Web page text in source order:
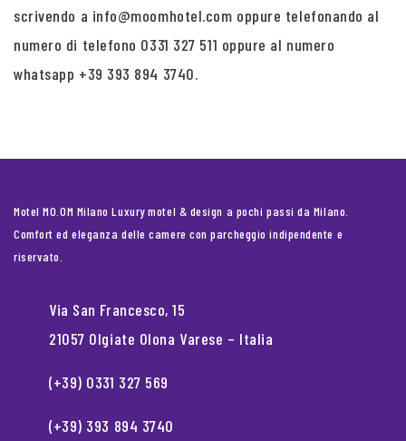
scrivendo a info@moomhotel.com oppure telefonando al
numero di telefono 0331 327 511 oppure al numero
whatsapp +39 393 894 3740.
Motel MO.OM Milano Luxury motel & design a pochi passi da Milano.
Comfort ed eleganza delle camere con parcheggio indipendente e
riservato.
Via San Francesco, 15
21057 Olgiate Olona Varese – Italia
(+39) 0331 327 569
(+39) 393 894 3740